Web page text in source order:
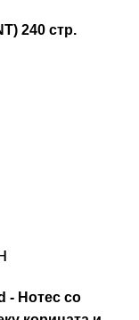
240 стр.
- Нотес со